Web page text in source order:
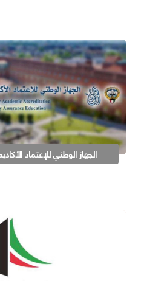
الجهاز الوطني للإعتماد